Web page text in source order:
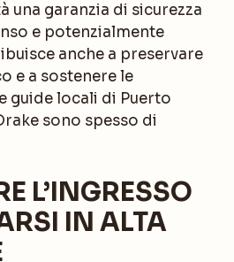
una garanzia di sicurezza
e potenzialmente
anche a preservare
e a sostenere le
guide locali di Puerto
sono spesso di
L’INGRESSO
IN ALTA